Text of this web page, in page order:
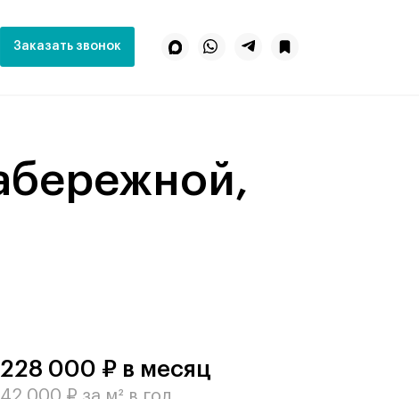
Заказать звонок
228 000 ₽ в месяц